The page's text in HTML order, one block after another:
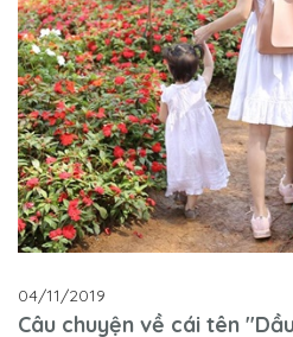
04/11/2019
Câu chuyện về cái tên